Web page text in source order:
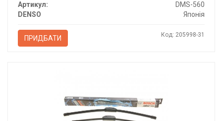
Артикул:
DMS-560
DENSO
Японія
ПРИДБАТИ Код: 205998-31